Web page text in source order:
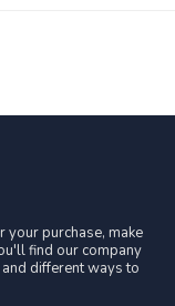
your purchase, make
find our company
different ways to